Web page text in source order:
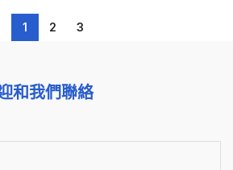
1 2 3
和我們聯絡